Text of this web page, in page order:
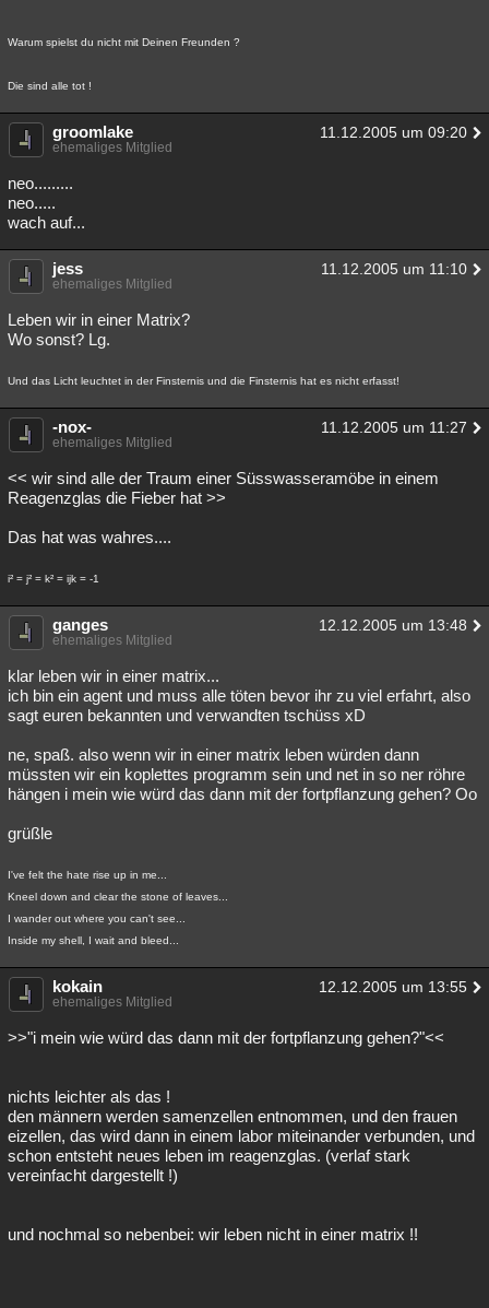
Warum spielst du nicht mit Deinen Freunden ?
Die sind alle tot !
groomlake 11.12.2005 um 09:20
ehemaliges Mitglied
neo.........
neo.....
wach auf...
jess 11.12.2005 um 11:10
ehemaliges Mitglied
Leben wir in einer Matrix?
Wo sonst? Lg.
Und das Licht leuchtet in der Finsternis und die Finsternis hat es nicht erfasst!
-nox- 11.12.2005 um 11:27
ehemaliges Mitglied
<< wir sind alle der Traum einer Süsswasseramöbe in einem
Reagenzglas die Fieber hat >>
Das hat was wahres....
i² = j² = k² = ijk = -1
ganges 12.12.2005 um 13:48
ehemaliges Mitglied
klar leben wir in einer matrix...
ich bin ein agent und muss alle töten bevor ihr zu viel erfahrt, also
sagt euren bekannten und verwandten tschüss xD
ne, spaß. also wenn wir in einer matrix leben würden dann
müssten wir ein koplettes programm sein und net in so ner röhre
hängen i mein wie würd das dann mit der fortpflanzung gehen? Oo
grüßle
I've felt the hate rise up in me...
Kneel down and clear the stone of leaves...
I wander out where you can't see...
Inside my shell, I wait and bleed...
kokain 12.12.2005 um 13:55
ehemaliges Mitglied
>>"i mein wie würd das dann mit der fortpflanzung gehen?"<<
nichts leichter als das !
den männern werden samenzellen entnommen, und den frauen
eizellen, das wird dann in einem labor miteinander verbunden, und
schon entsteht neues leben im reagenzglas. (verlaf stark
vereinfacht dargestellt !)
und nochmal so nebenbei: wir leben nicht in einer matrix !!